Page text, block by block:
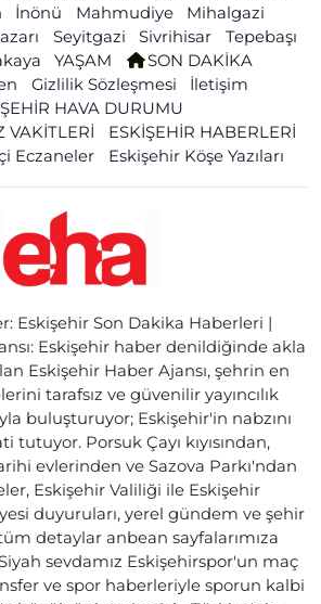
İnönü Mahmudiye
Mihalgazi
Seyitgazi Sivrihisar
Tepebaşı
YAŞAM
SON DAKİKA
Gizlilik Sözleşmesi
İletişim
HAVA DURUMU
VAKİTLERİ
ESKİŞEHİR HABERLERİ
Eczaneler
Eskişehir Köşe Yazıları
Eskişehir Son Dakika Haberleri |
Eskişehir haber denildiğinde akla
Eskişehir Haber Ajansı, şehrin en
tarafsız ve güvenilir yayıncılık
buluşturuyor; Eskişehir'in nabzını
tutuyor. Porsuk Çayı kıyısından,
evlerinden ve Sazova Parkı'ndan
Eskişehir Valiliği ile Eskişehir
duyuruları, yerel gündem ve şehir
detaylar anbean sayfalarımıza
Siyah sevdamız Eskişehirspor'un maç
ve spor haberleriyle sporun kalbi